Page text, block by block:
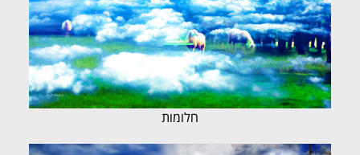
חלומות